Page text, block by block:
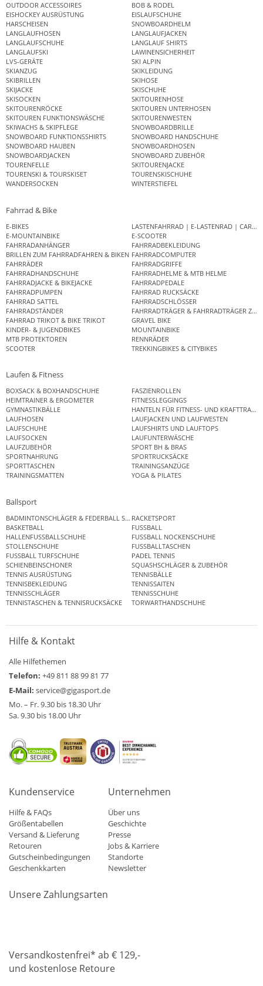
OUTDOOR ACCESSOIRES
BOB & RODEL
EISHOCKEY AUSRÜSTUNG
EISLAUFSCHUHE
HARSCHEISEN
SNOWBOARDHELM
LANGLAUFHOSEN
LANGLAUFJACKEN
LANGLAUFSCHUHE
LANGLAUF SHIRTS
LANGLAUFSKI
LAWINENSICHERHEIT
LVS-GERÄTE
SKI ALPIN
SKIANZUG
SKIKLEIDUNG
SKIBRILLEN
SKIHOSE
SKIJACKE
SKISCHUHE
SKISOCKEN
SKITOURENHOSE
SKITOURENRÖCKE
SKITOUREN UNTERHOSEN
SKITOUREN FUNKTIONSWÄSCHE
SKITOURENWESTEN
SKIWACHS & SKIPFLEGE
SNOWBOARDBRILLE
SNOWBOARD FUNKTIONSSHIRTS
SNOWBOARD HANDSCHUHE
SNOWBOARD HAUBEN
SNOWBOARDHOSEN
SNOWBOARDJACKEN
SNOWBOARD ZUBEHÖR
TOURENFELLE
SKITOURENJACKE
TOURENSKI & TOURSKISET
TOURENSKISCHUHE
WANDERSOCKEN
WINTERSTIEFEL
Fahrrad & Bike
E-BIKES
LASTENFAHRRAD | E-LASTENRAD |
E-MOUNTAINBIKE
E-SCOOTER
FAHRRADANHÄNGER
FAHRRADBEKLEIDUNG
BRILLEN ZUM FAHRRADFAHREN & BIKEN FAHRRADCOMPUTER
FAHRRÄDER
FAHRRADGRIFFE
FAHRRADHANDSCHUHE
FAHRRADHELME & MTB HELME
FAHRRADJACKE & BIKEJACKE
FAHRRADPEDALE
FAHRRADPUMPEN
FAHRRAD RUCKSÄCKE
FAHRRAD SATTEL
FAHRRADSCHLÖSSER
FAHRRADSTÄNDER
FAHRRADTRÄGER & FAHRRADTRÄGER
FAHRRAD TRIKOT & BIKE TRIKOT
GRAVEL BIKE
KINDER- & JUGENDBIKES
MOUNTAINBIKE
MTB PROTEKTOREN
RENNRÄDER
SCOOTER
TREKKINGBIKES & CITYBIKES
Laufen & Fitness
BOXSACK & BOXHANDSCHUHE
FASZIENROLLEN
HEIMTRAINER & ERGOMETER
FITNESSLEGGINGS
GYMNASTIKBÄLLE
HANTELN FÜR FITNESS- UND
LAUFHOSEN
LAUFJACKEN UND LAUFWESTEN
LAUFSCHUHE
LAUFSHIRTS UND LAUFTOPS
LAUFSOCKEN
LAUFUNTERWÄSCHE
LAUFZUBEHÖR
SPORT BH & BRAS
SPORTNAHRUNG
SPORTRUCKSÄCKE
SPORTTASCHEN
TRAININGSANZÜGE
TRAININGSMATTEN
YOGA & PILATES
Ballsport
BADMINTONSCHLÄGER & FEDERBALL SETSRACKETSPORT
BASKETBALL
FUSSBALL
HALLENFUSSBALLSCHUHE
FUSSBALL NOCKENSCHUHE
STOLLENSCHUHE
FUSSBALLTASCHEN
FUSSBALL TURFSCHUHE
PADEL TENNIS
SCHIENBEINSCHONER
SQUASHSCHLÄGER & ZUBEHÖR
TENNIS AUSRÜSTUNG
TENNISBÄLLE
TENNISBEKLEIDUNG
TENNISSAITEN
TENNISSCHLÄGER
TENNISSCHUHE
TENNISTASCHEN & TENNISRUCKSÄCKE
TORWARTHANDSCHUHE
Hilfe & Kontakt
Alle Hilfethemen
Telefon: +49 811 88 99 81 77
E-Mail: service@gigasport.de
Mo. – Fr. 9.30 bis 18.30 Uhr
Sa. 9.30 bis 18.00 Uhr
Kundenservice
Hilfe & FAQs
Größentabellen
Versand & Lieferung
Retouren
Gutscheinbedingungen
Geschenkkarten
Unternehmen
Über uns
Geschichte
Presse
Jobs & Karriere
Standorte
Newsletter
Unsere Zahlungsarten
Versandkostenfrei* ab € 129,-
und kostenlose Retoure